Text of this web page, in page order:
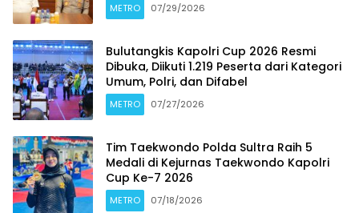
METRO 07/29/2026
Bulutangkis Kapolri Cup 2026 Resmi
Dibuka, Diikuti 1.219 Peserta dari Kategori
Umum, Polri, dan Difabel
METRO 07/27/2026
Tim Taekwondo Polda Sultra Raih 5
Medali di Kejurnas Taekwondo Kapolri
Cup Ke-7 2026
METRO 07/18/2026